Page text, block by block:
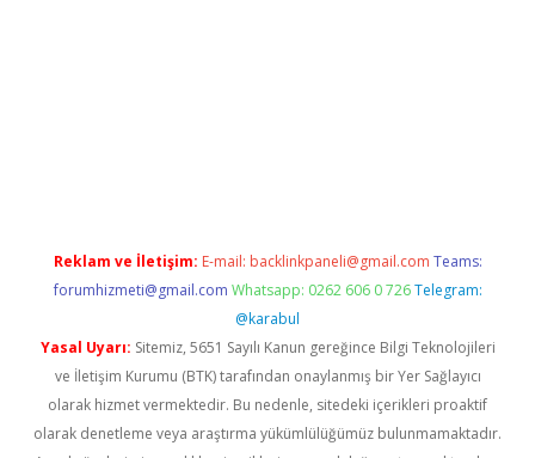
Reklam ve İletişim: E-mail: backlinkpaneli@gmail.com Teams:
forumhizmeti@gmail.com Whatsapp: 0262 606 0 726 Telegram:
@karabul
Yasal Uyarı: Sitemiz, 5651 Sayılı Kanun gereğince Bilgi Teknolojileri
ve İletişim Kurumu (BTK) tarafından onaylanmış bir Yer Sağlayıcı
olarak hizmet vermektedir. Bu nedenle, sitedeki içerikleri proaktif
olarak denetleme veya araştırma yükümlülüğümüz bulunmamaktadır.